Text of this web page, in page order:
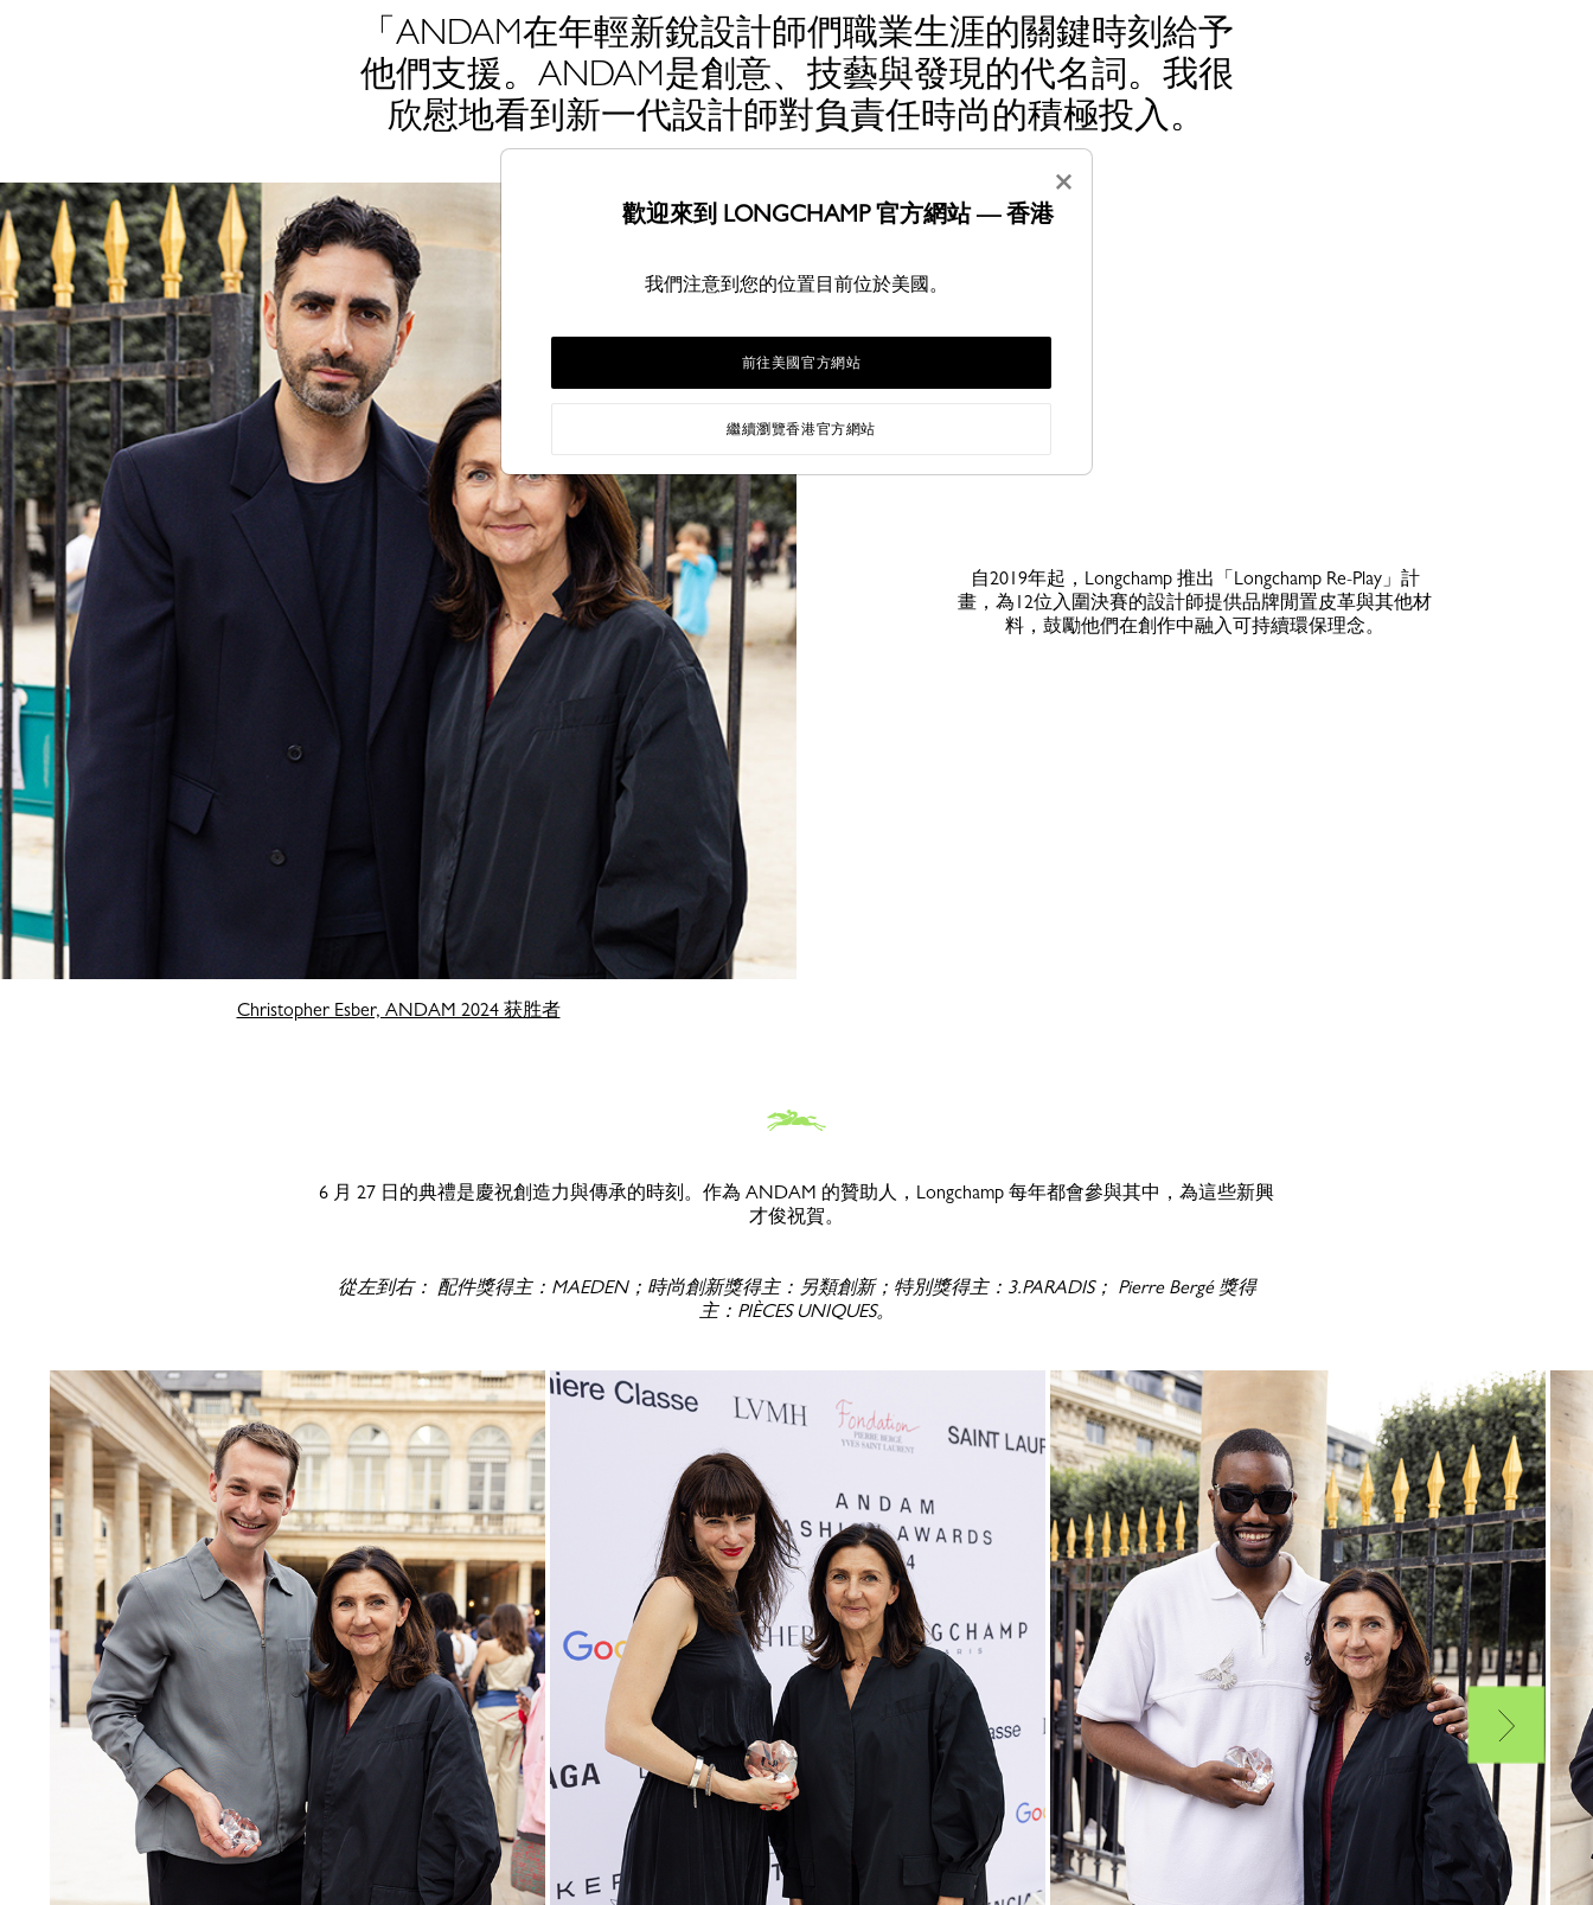
「ANDAM在年輕新銳設計師們職業生涯的關鍵時刻給予
他們支援。ANDAM是創意、技藝與發現的代名詞。我很
欣慰地看到新一代設計師對負責任時尚的積極投入。
Christopher Esber, ANDAM 2024 获胜者
自2019年起，Longchamp 推出「Longchamp Re-Play」計
畫，為12位入圍決賽的設計師提供品牌閒置皮革與其他材
料，鼓勵他們在創作中融入可持續環保理念。
6 月 27 日的典禮是慶祝創造力與傳承的時刻。作為 ANDAM 的贊助人，Longchamp 每年都會參與其中，為這些新興
才俊祝賀。
從左到右： 配件獎得主：MAEDEN；時尚創新獎得主：另類創新；特別獎得主：3.PARADIS； Pierre Bergé 獎得
主：PIÈCES UNIQUES。
×
歡迎來到 LONGCHAMP 官方網站 — 香港
我們注意到您的位置目前位於美國。
前往美國官方網站
繼續瀏覽香港官方網站